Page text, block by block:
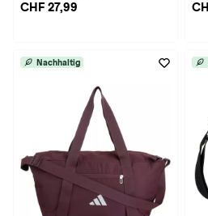
CHF 27,99
Nachhaltig